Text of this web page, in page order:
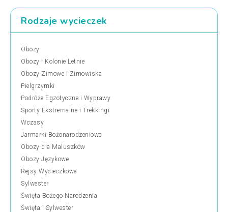
Rodzaje wycieczek
Obozy
Obozy i Kolonie Letnie
Obozy Zimowe i Zimowiska
Pielgrzymki
Podróże Egzotyczne i Wyprawy
Sporty Ekstremalne i Trekkingi
Wczasy
Jarmarki Bożonarodzeniowe
Obozy dla Maluszków
Obozy Językowe
Rejsy Wycieczkowe
Sylwester
Święta Bożego Narodzenia
Święta i Sylwester